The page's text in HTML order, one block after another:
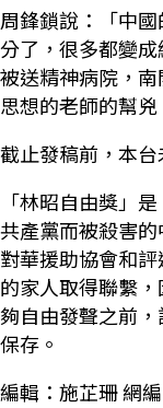
周鋒鎖說：「中
分了，很多都變
被送精神病院，
思想的老師的幫兇
截止發稿前，本
「林昭自由獎」
共產黨而被殺害
對華援助協會和
的家人取得聯繫
夠自由發聲之前
保存。
編輯：施芷珊 網